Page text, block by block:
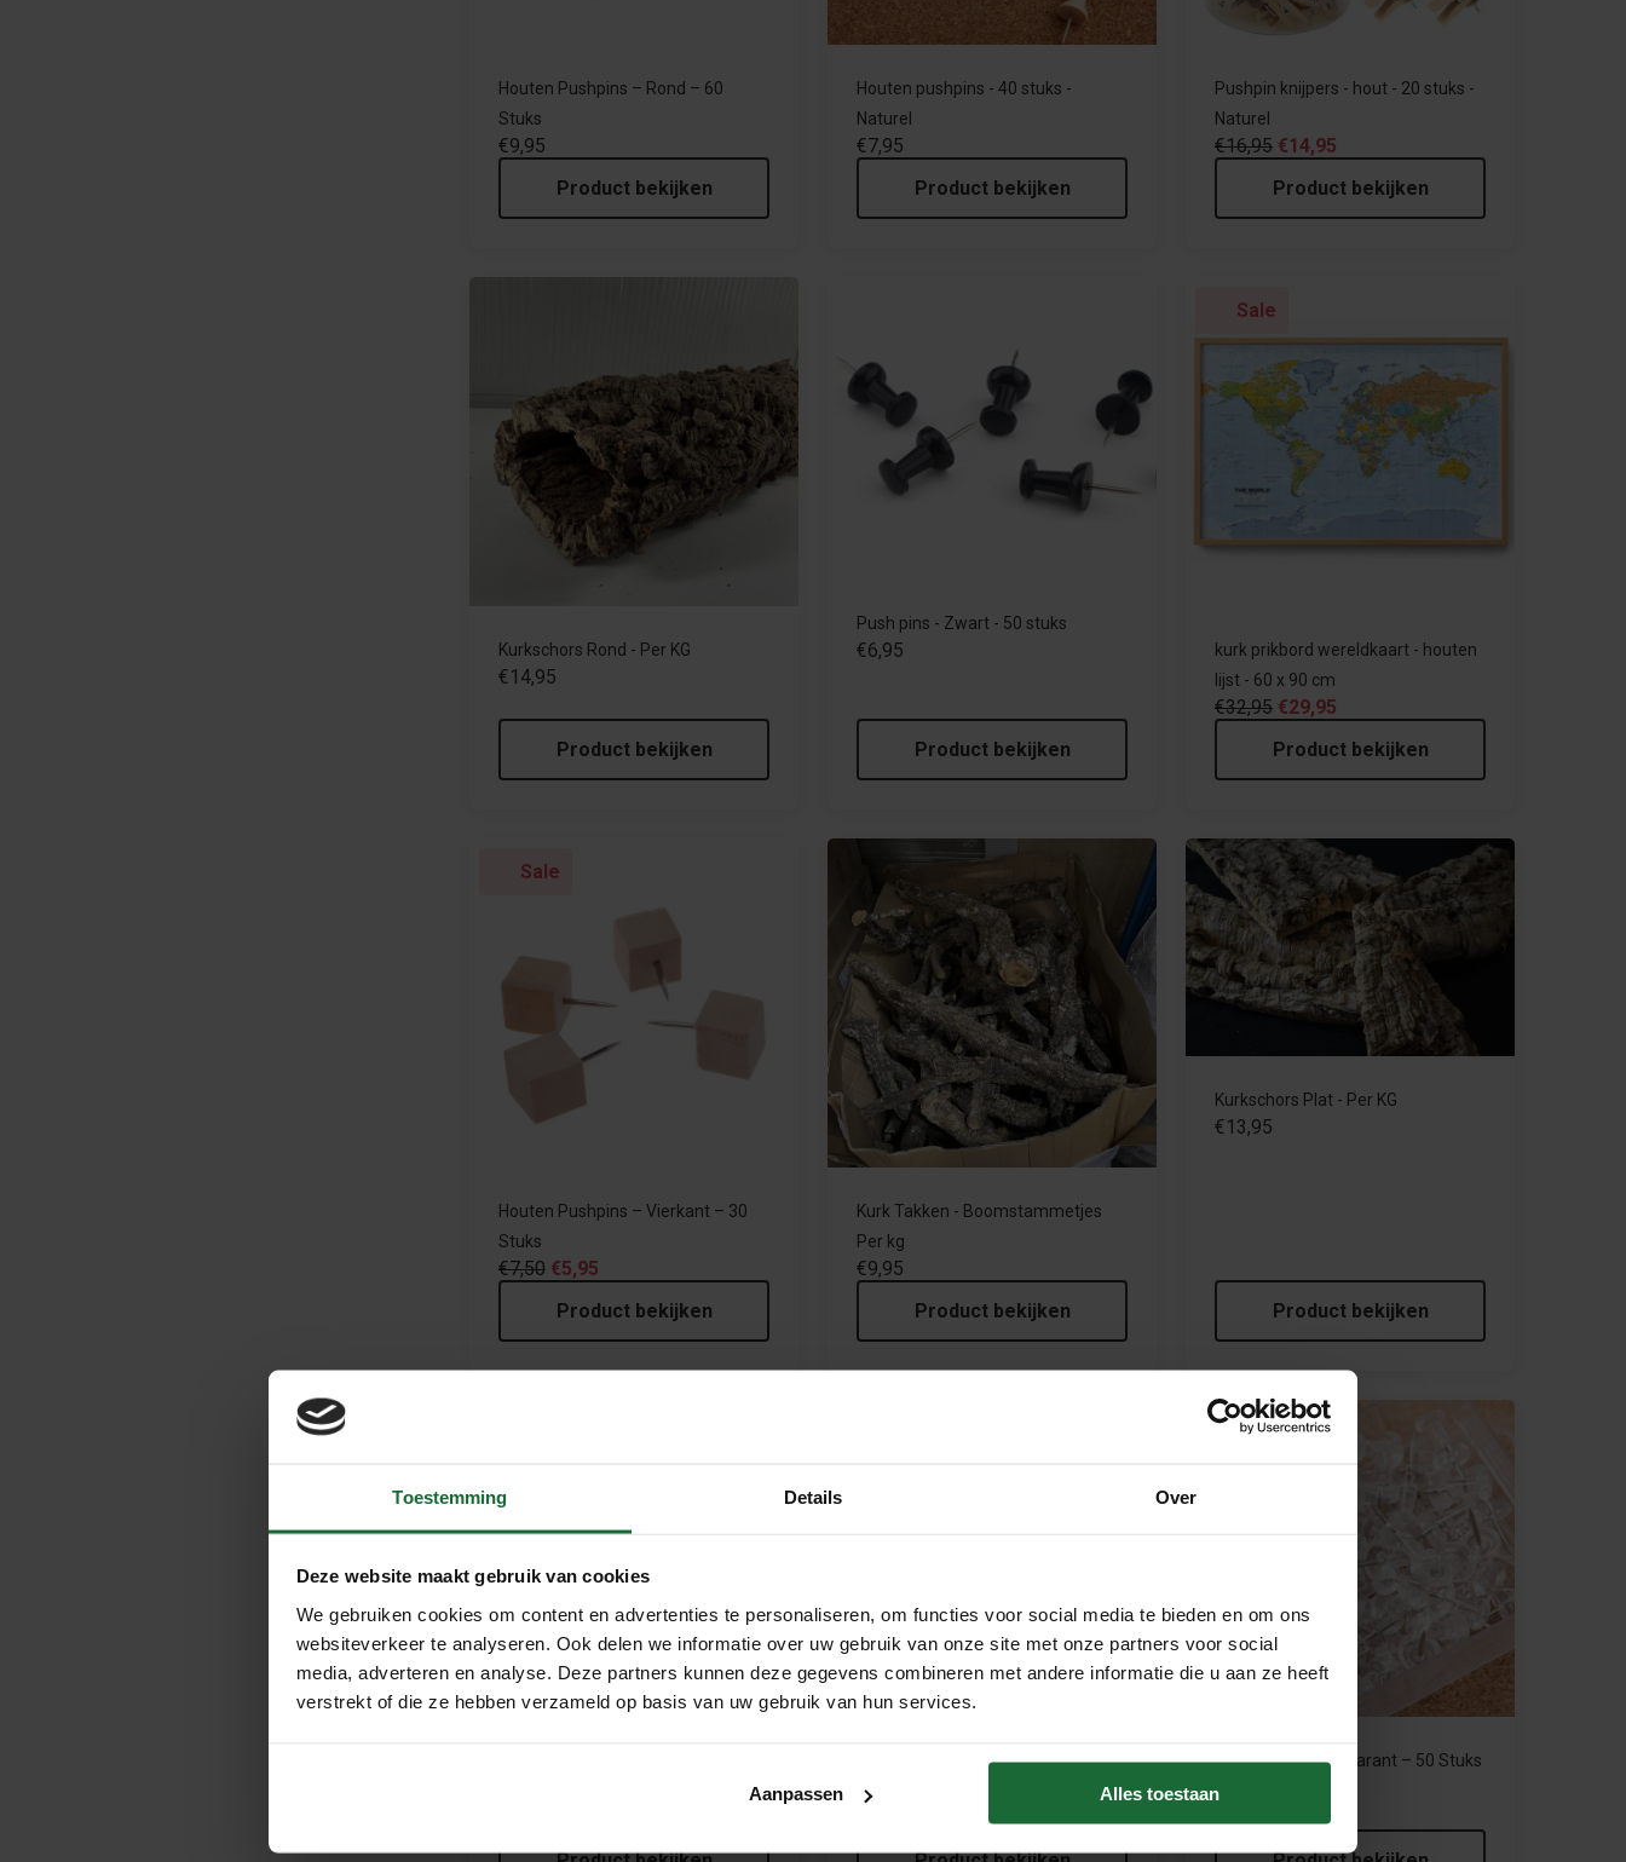
Toestemming Details Over
Deze website maakt gebruik van cookies
We gebruiken cookies om content en advertenties te personaliseren, om functies voor social media te bieden en om ons
websiteverkeer te analyseren. Ook delen we informatie over uw gebruik van onze site met onze partners voor social
media, adverteren en analyse. Deze partners kunnen deze gegevens combineren met andere informatie die u aan ze heeft
verstrekt of die ze hebben verzameld op basis van uw gebruik van hun services.
Aanpassen Alles toestaan
Houten Pushpins – Rond – 60
Stuks
€9,95
Product bekijken
Houten pushpins - 40 stuks -
Naturel
€7,95
Product bekijken
Pushpin knijpers - hout - 20 stuks -
Naturel
€16,95 €14,95
Product bekijken
Kurkschors Rond - Per KG
€14,95
Product bekijken
Push pins - Zwart - 50 stuks
€6,95
Product bekijken
Sale
kurk prikbord wereldkaart - houten
lijst - 60 x 90 cm
€32,95 €29,95
Product bekijken
Sale
Houten Pushpins – Vierkant – 30
Stuks
€7,50 €5,95
Product bekijken
Kurk Takken - Boomstammetjes
Per kg
€9,95
Product bekijken
Kurkschors Plat - Per KG
€13,95
Product bekijken
€6,50
Pushpins – Transparant – 50 Stuks
€6,95